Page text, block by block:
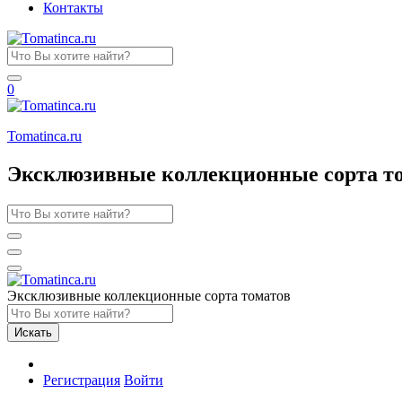
Контакты
0
Tomatinсa.ru
Эксклюзивные коллекционные сорта
Эксклюзивные коллекционные сорта томатов
Искать
Регистрация Войти